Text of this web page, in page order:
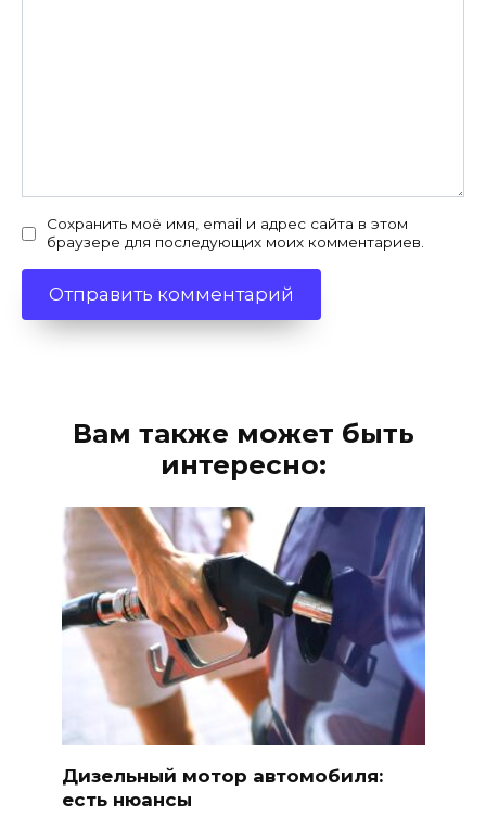
Сохранить моё имя, email и адрес сайта в этом
браузере для последующих моих комментариев.
Вам также может быть
интересно:
Дизельный мотор автомобиля:
есть нюансы